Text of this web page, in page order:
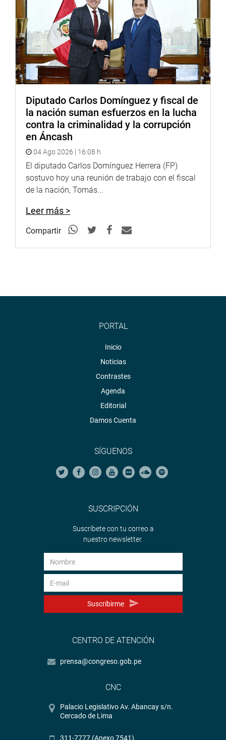
Diputado Carlos Domínguez y fiscal de
la nación suman esfuerzos en la lucha
contra la criminalidad y la corrupción
en Áncash
04 Ago 2026 | 16:08 h
El diputado Carlos Domínguez Herrera (FP)
sostuvo hoy una reunión de trabajo con el fiscal
de la nación, Tomás...
Leer más >
Compartir
PORTAL
Inicio
Noticias
Contrastes
Agenda
Editorial
Damos Cuenta
SÍGUENOS
SUSCRIPCIÓN
Suscríbete con tu correo a
nuestro newsletter.
Suscribirme
CENTRO DE ATENCIÓN
prensa@congreso.gob.pe
CNC
Palacio Legislativo Av. Abancay s/n.
Cercado de Lima
311-7777 (Anexo 7541)